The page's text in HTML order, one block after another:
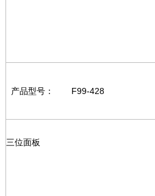
产品型号： F99-428
三位面板